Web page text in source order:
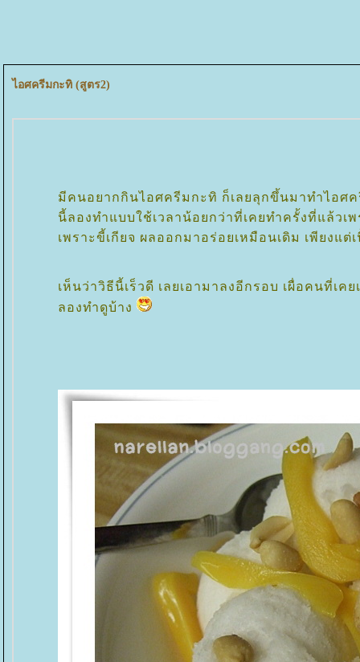
ไอศครีมกะทิ (สูตร2)
มีคนอยากกินไอศครีมกะทิ ก็เลยลุกขึ้นมาทำไอ
นี้ลองทำแบบใช้เวลาน้อยกว่าที่เคยทำครั้งที่แล้ว
เพราะขี้เกียจ ผลออกมาอร่อยเหมือนเดิม เพียงแ
เห็นว่าวิธีนี้เร็วดี เลยเอามาลงอีกรอบ เผื่อคนที่เค
ลองทำดูบ้าง